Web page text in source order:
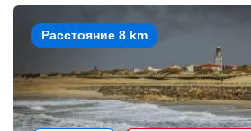
Расстояние 8 km